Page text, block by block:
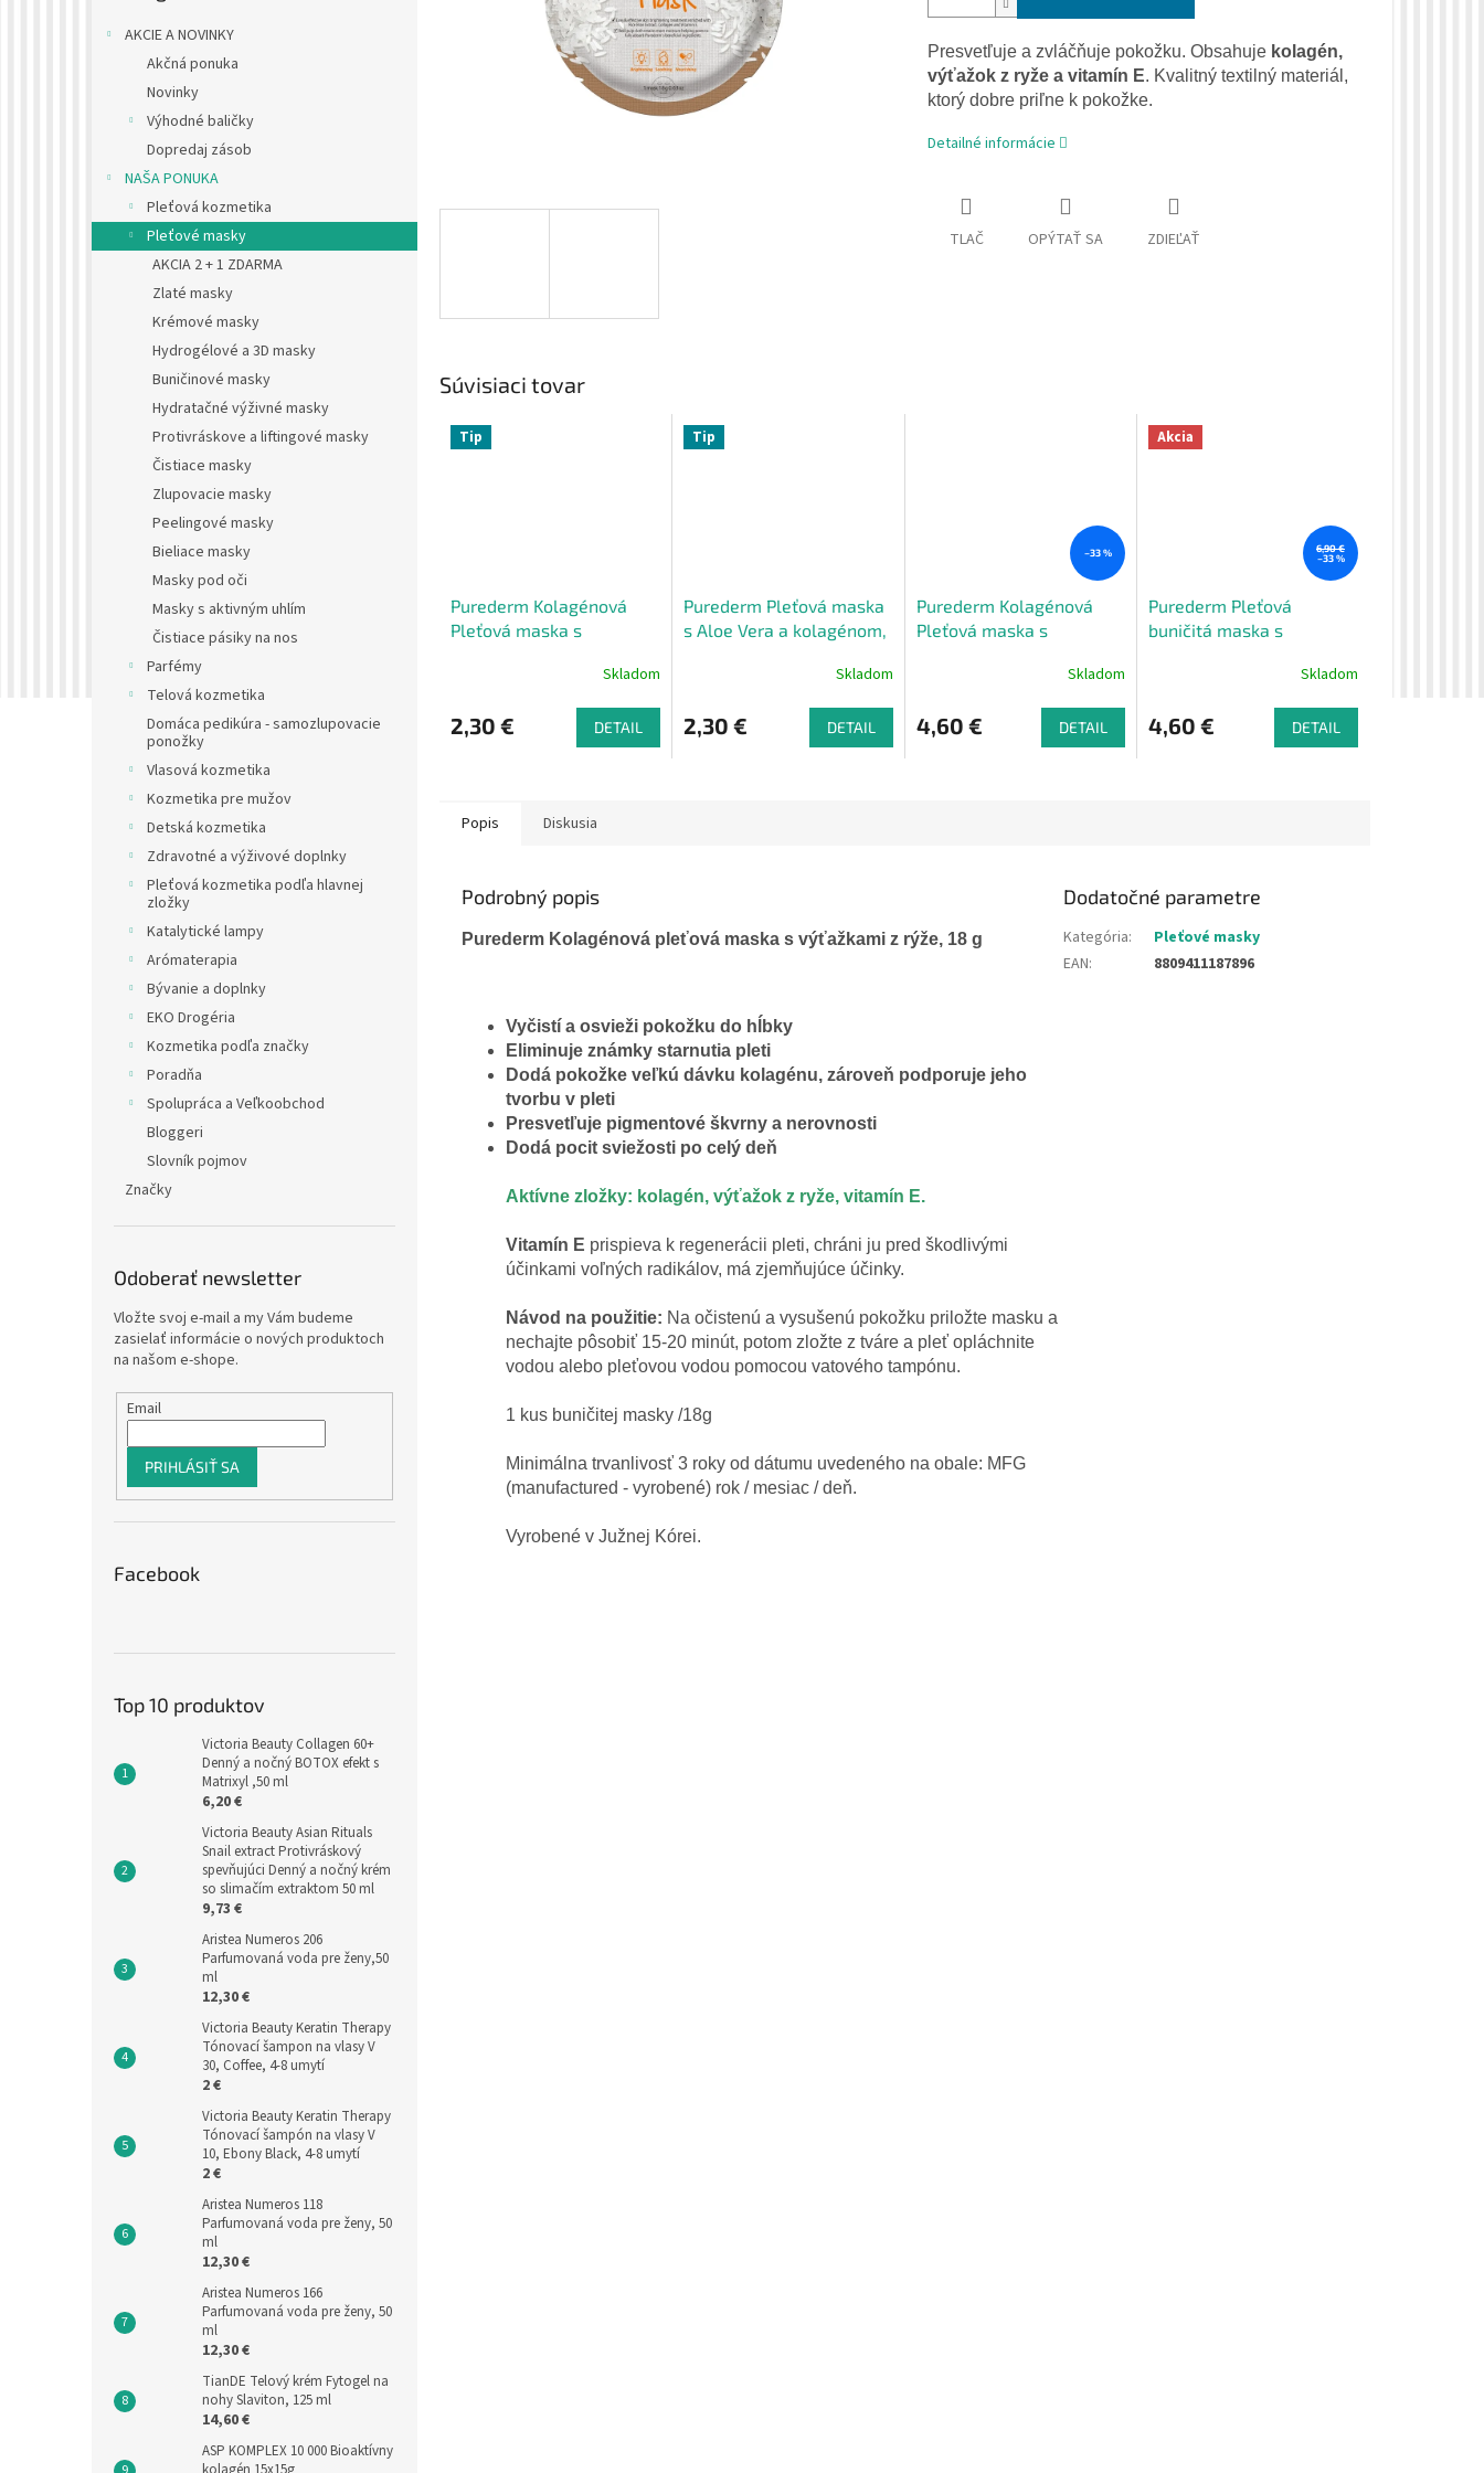
AKCIE A NOVINKY
Akčná ponuka
Novinky
Výhodné baličky
Dopredaj zásob
NAŠA PONUKA
Pleťová kozmetika
Pleťové masky
AKCIA 2 + 1 ZDARMA
Zlaté masky
Krémové masky
Hydrogélové a 3D masky
Buničinové masky
Hydratačné výživné masky
Protivráskove a liftingové masky
Čistiace masky
Zlupovacie masky
Peelingové masky
Bieliace masky
Masky pod oči
Masky s aktivným uhlím
Čistiace pásiky na nos
Parfémy
Telová kozmetika
Domáca pedikúra - samozlupovacie
ponožky
Vlasová kozmetika
Kozmetika pre mužov
Detská kozmetika
Zdravotné a výživové doplnky
Pleťová kozmetika podľa hlavnej
zložky
Katalytické lampy
Arómaterapia
Bývanie a doplnky
EKO Drogéria
Kozmetika podľa značky
Poradňa
Spolupráca a Veľkoobchod
Bloggeri
Slovník pojmov
Značky
Odoberať newsletter
Vložte svoj e-mail a my Vám budeme
zasielať informácie o nových produktoch
na našom e-shope.
Email
PRIHLÁSIŤ SA
Facebook
Top 10 produktov
Victoria Beauty Collagen 60+
Denný a nočný BOTOX efekt s
Matrixyl ,50 ml
6,20 €
Victoria Beauty Asian Rituals
Snail extract Protivráskový
spevňujúci Denný a nočný krém
so slimačím extraktom 50 ml
9,73 €
Aristea Numeros 206
Parfumovaná voda pre ženy,50
ml
12,30 €
Victoria Beauty Keratin Therapy
Tónovací šampon na vlasy V
30, Coffee, 4-8 umytí
2 €
Victoria Beauty Keratin Therapy
Tónovací šampón na vlasy V
10, Ebony Black, 4-8 umytí
2 €
Aristea Numeros 118
Parfumovaná voda pre ženy, 50
ml
12,30 €
Aristea Numeros 166
Parfumovaná voda pre ženy, 50
ml
12,30 €
TianDE Telový krém Fytogel na
nohy Slaviton, 125 ml
14,60 €
ASP KOMPLEX 10 000 Bioaktívny
Presvetľuje a zvláčňuje pokožku. Obsahuje kolagén,
výťažok z ryže a vitamín E. Kvalitný textilný materiál ,
ktorý dobre priľne k pokožke.
Detailné informácie
TLAČ OPÝTAŤ SA ZDIEĽAŤ
Súvisiaci tovar
Tip
Purederm Kolagénová
Pleťová maska s
Skladom
2,30 € DETAIL
Tip
Purederm Pleťová maska
s Aloe Vera a kolagénom,
Skladom
2,30 € DETAIL
–33 %
Purederm Kolagénová
Pleťová maska s
Skladom
4,60 € DETAIL
Akcia
6,90 €
–33 %
Purederm Pleťová
buničitá maska s
AKCIA 2 + 1 ZADARMO, 3
Skladom
4,60 € DETAIL
Popis Diskusia
Podrobný popis
Purederm Kolagénová pleťová maska s výťažkami z rýže, 18 g
Vyčistí a osvieži pokožku do hĺbky
Eliminuje známky starnutia pleti
Dodá pokožke veľkú dávku kolagénu, zároveň podporuje jeho
tvorbu v pleti
Presvetľuje pigmentové škvrny a nerovnosti
Dodá pocit sviežosti po celý deň
Aktívne zložky: kolagén, výťažok z ryže, vitamín E.
Vitamín E prispieva k regenerácii pleti, chráni ju pred škodlivými
účinkami voľných radikálov, má zjemňujúce účinky.
Návod na použitie: Na očistenú a vysušenú pokožku priložte masku a
nechajte pôsobiť 15-20 minút, potom zložte z tváre a pleť opláchnite
vodou alebo pleťovou vodou pomocou vatového tampónu.
1 kus buničitej masky /18g
Minimálna trvanlivosť 3 roky od dátumu uvedeného na obale: MFG
(manufactured - vyrobené) rok / mesiac / deň.
Vyrobené v Južnej Kórei.
Dodatočné parametre
Kategória:
Pleťové masky
EAN: 8809411187896